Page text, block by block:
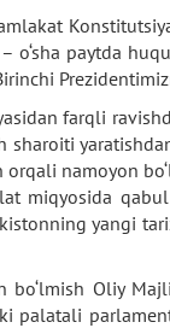
o‘sha paytda
farqli
namoyon
miqyosida
yangi
Oliy
palatali